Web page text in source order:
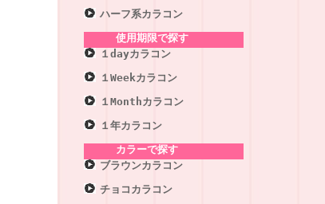
ハーフ系カラコン
使用期限で探す
１dayカラコン
１Weekカラコン
１Monthカラコン
１年カラコン
カラーで探す
ブラウンカラコン
チョコカラコン